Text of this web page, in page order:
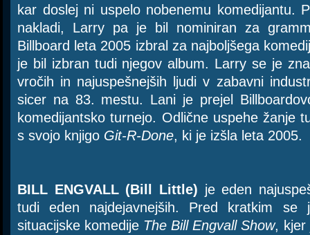
kar doslej ni uspelo nobenemu komedijantu.
nakladi, Larry pa je bil nominiran za
Billboard leta 2005 izbral za najboljšega
je bil izbran tudi njegov album. Larry se je
vročih in najuspešnejših ljudi v zabavni
sicer na 83. mestu. Lani je prejel
komedijantsko turnejo. Odlične uspehe žanje
s svojo knjigo Git-R-Done, ki je izšla leta 2005.
BILL ENGVALL (Bill Little) je eden
tudi eden najdejavnejših. Pred kratkim se
situacijske komedije The Bill Engvall Show, kjer